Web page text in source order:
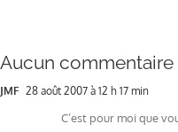
Aucun commentaire
JMF 28 août 2007 à 12 h 17 min
C’est pour moi que